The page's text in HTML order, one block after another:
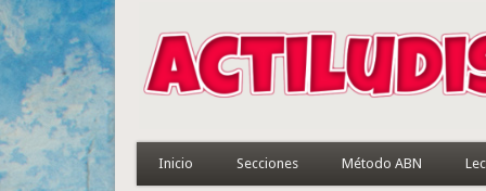
Inicio Secciones Método ABN